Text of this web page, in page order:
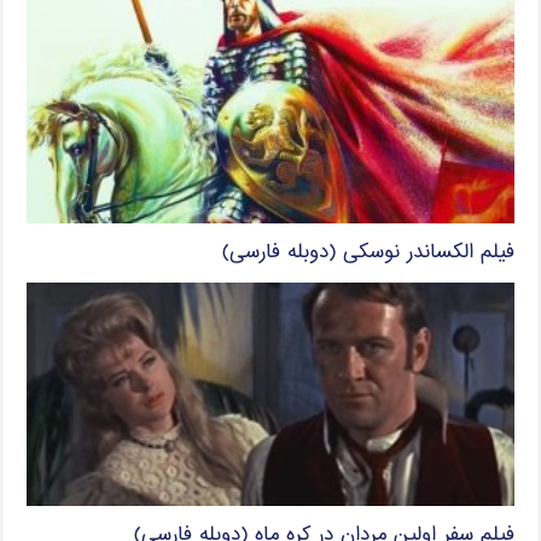
فیلم الکساندر نوسکی (دوبله فارسی)